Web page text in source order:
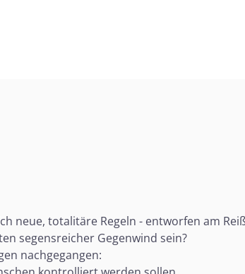
neue, totalitäre Regeln - entworfen am
segensreicher Gegenwind sein?
nachgegangen: